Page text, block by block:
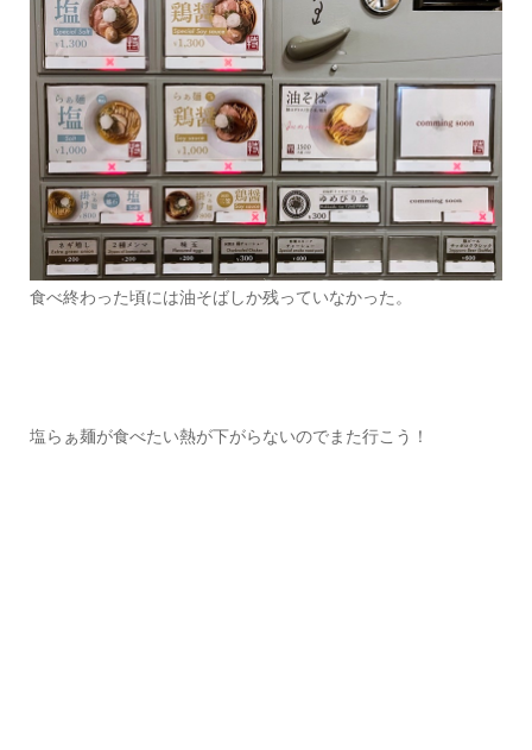
食べ終わった頃には油そばしか残っていなかった。
塩らぁ麺が食べたい熱が下がらないのでまた行こう！